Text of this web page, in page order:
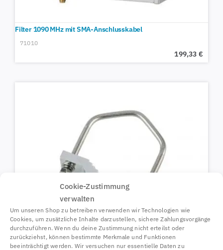
Cookie-Zustimmung
verwalten
Um unseren Shop zu betreiben verwenden wir Technologien wie
Cookies, um zusätzliche Inhalte darzustellen, sichere Zahlungsvorgänge
durchzuführen. Wenn du deine Zustimmung nicht erteilst oder
zurückziehst, können bestimmte Merkmale und Funktionen
beeinträchtigt werden. Wir versuchen nur essentielle Daten zu
Filter 1090 MHz mit SMA-Anschlusskabel
71010
199,33 €